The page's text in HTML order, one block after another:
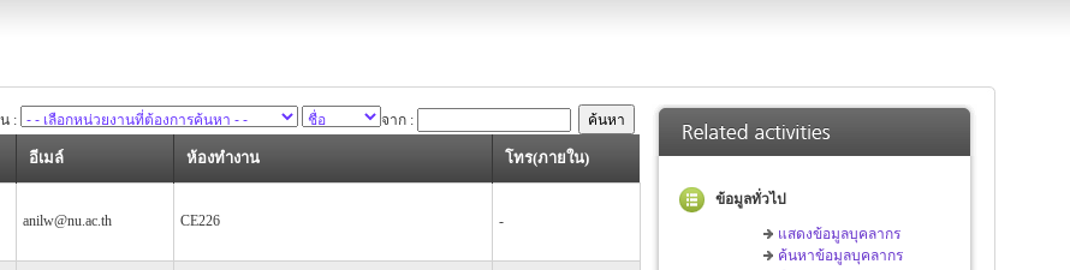
: จาก :
อีเมล์ ห้องทำงาน โทร(ภายใน)
anilw@nu.ac.th CE226 -
ข้อมูลทั่วไป
แสดงข้อมูลบุคลากร
ค้นหาข้อมูลบุคลากร